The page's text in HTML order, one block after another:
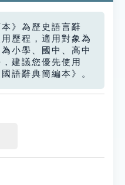
本》為歷史語言辭
歷程，適用對象為
小學、國中、高中
建議您優先使用
語辭典簡編本》。